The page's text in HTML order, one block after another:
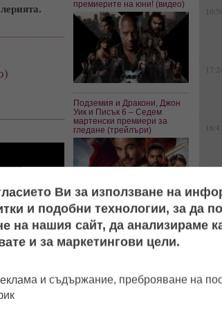
премиерите на юни! (видео)
Подземия и Дракони, Джон
Уик и Писък 6 – Седем
мартенски премиери за
гледане (трейлъри)
Излезе трейлърът на новия
"Аватар" на Джеймс
Камерън (видео)
16:41
Ви за използване на
и подобни технологии, за да
на нашия сайт, да анализираме
и за маркетингови цели.
и съдържание, преброяване на